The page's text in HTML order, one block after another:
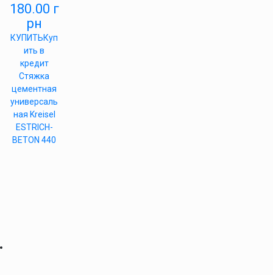
180.00 г
рн
КУПИТЬКуп
ить в
кредит
Стяжка
цементная
универсаль
ная Kreisel
ESTRICH-
BETON 440